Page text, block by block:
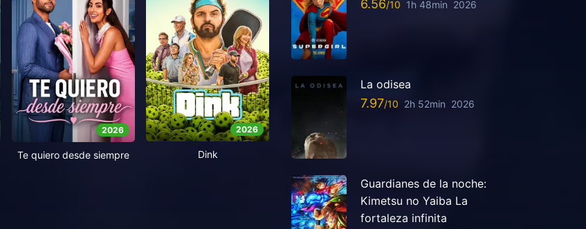
2026
Te quiero desde siempre
2026
Dink
6.56 1h 48min 2026
La odisea
7.97 2h 52min 2026
Guardianes de la noche:
Kimetsu no Yaiba La
fortaleza infinita